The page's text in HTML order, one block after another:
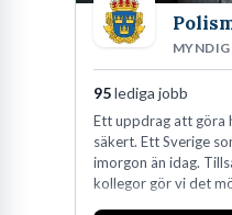
95lediga jobb
Ett uppdrag att göra
säkert. Ett Sverige
imorgon än idag.
kollegor gör vi det